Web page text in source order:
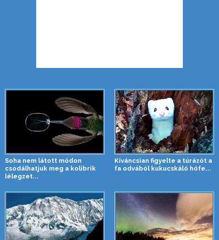
Soha nem látott módon
csodálhatjuk meg a kolibrik
lélegzet...
Kíváncsian figyelte a túrázót a
fa odvából kukucskáló hófe...